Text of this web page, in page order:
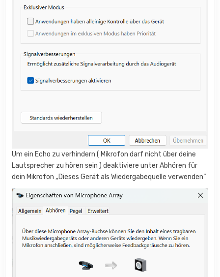
Um ein Echo zu verhindern ( Mikrofon darf nicht über deine
Lautsprecher zu hören sein ) deaktiviere unter Abhören für
dein Mikrofon „Dieses Gerät als Wiedergabequelle verwenden“